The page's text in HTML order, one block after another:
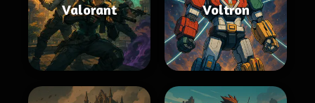
Valorant Voltron